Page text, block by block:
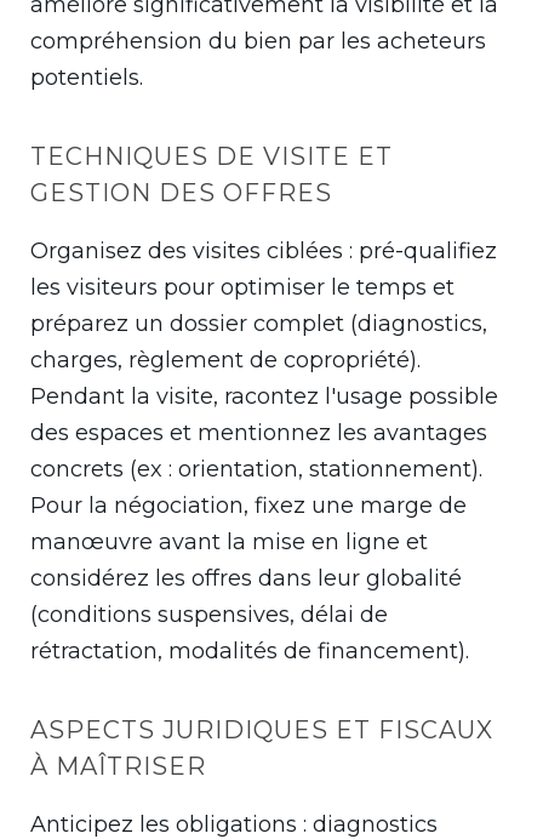
compréhension du bien par les acheteurs
potentiels.
TECHNIQUES DE VISITE ET
GESTION DES OFFRES
Organisez des visites ciblées : pré-qualifiez
les visiteurs pour optimiser le temps et
préparez un dossier complet (diagnostics,
charges, règlement de copropriété).
Pendant la visite, racontez l'usage possible
des espaces et mentionnez les avantages
concrets (ex : orientation, stationnement).
Pour la négociation, fixez une marge de
manœuvre avant la mise en ligne et
considérez les offres dans leur globalité
(conditions suspensives, délai de
rétractation, modalités de financement).
ASPECTS JURIDIQUES ET FISCAUX
À MAÎTRISER
Anticipez les obligations : diagnostics